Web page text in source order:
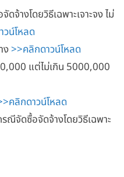
จ้างโดยวิธีเฉพาะเจาะจง ไม่
น์โหลด
ง>>คลิกดาวน์โหลด
แต่ไม่เกิน 5000,000
คลิกดาวน์โหลด
ณีจัดซื้อจัดจ้างโดยวิธีเฉพาะ